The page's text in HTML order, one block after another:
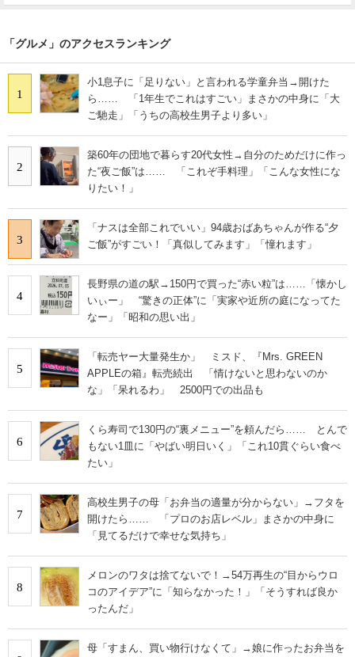
「グルメ」のアクセスランキング
1
小1息子に「足りない」と言われる学童弁当→開けた
ら…… 「1年生でこれはすごい」まさかの中身に「大
ご馳走」「うちの高校生男子より多い」
2
築60年の団地で暮らす20代女性→自分のためだけに作っ
た“夜ご飯”は…… 「これぞ手料理」「こんな女性にな
りたい！」
3
「ナスは全部これでいい」94歳おばあちゃんが作る“夕
ご飯”がすごい！「真似してみます」「憧れます」
4
長野県の道の駅→150円で買った“赤い粒”は……「懐かし
いぃー」 “驚きの正体”に「実家や近所の庭になってた
なー」「昭和の思い出」
5
「転売ヤー大量発生か」 ミスド、『Mrs. GREEN
APPLEの箱』転売続出 「情けないと思わないのか
な」「呆れるわ」 2500円での出品も
6
くら寿司で130円の“裏メニュー”を頼んだら…… とんで
もない1皿に「やばい明日いく」「これ10貫ぐらい食べ
たい」
7
高校生男子の母「お弁当の適量が分からない」→フタを
開けたら…… 「プロのお店レベル」まさかの中身に
「見てるだけで幸せな気持ち」
8
メロンのワタは捨てないで！→54万再生の“目からウロ
コのアイデア”に「知らなかった！」「そうすれば良か
ったんだ」
母「すまん、買い物行けなくて」→娘に作ったお弁当を